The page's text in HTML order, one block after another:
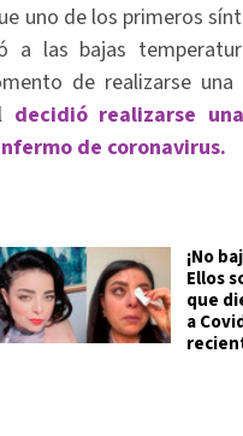
uno de los primeros
a las bajas
de realizarse
decidió realizarse
de coronavirus.
¡No
Ellos
que
a